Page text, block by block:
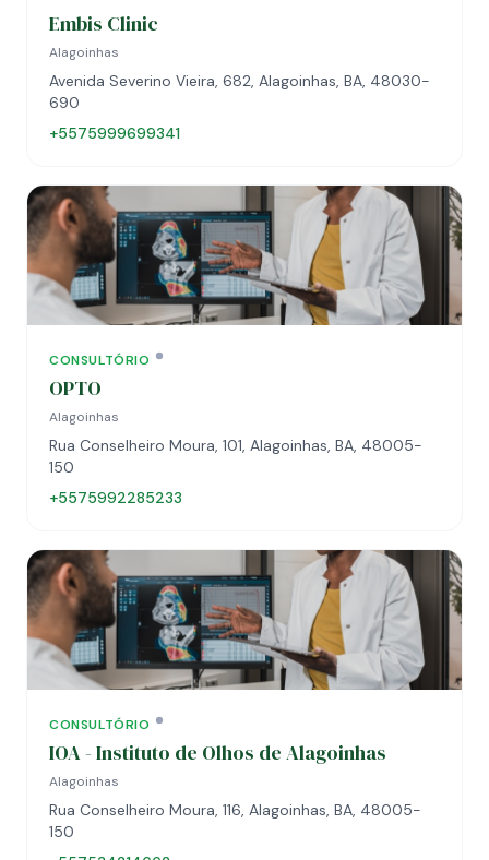
Embis Clinic
Alagoinhas
Avenida Severino Vieira, 682, Alagoinhas, BA, 48030-
690
+5575999699341
CONSULTÓRIO
OPTO
Alagoinhas
Rua Conselheiro Moura, 101, Alagoinhas, BA, 48005-
150
+5575992285233
CONSULTÓRIO
IOA - Instituto de Olhos de Alagoinhas
Alagoinhas
Rua Conselheiro Moura, 116, Alagoinhas, BA, 48005-
150